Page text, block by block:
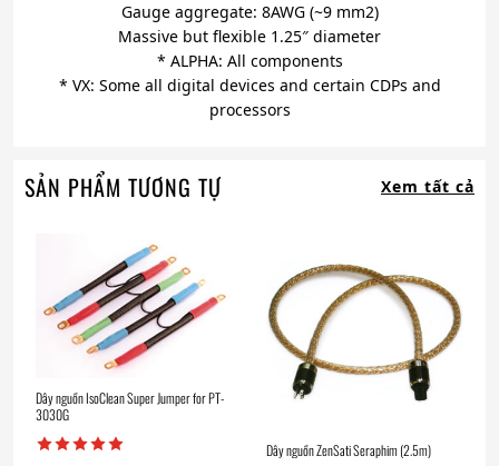
Gauge aggregate: 8AWG (~9 mm2)
Massive but flexible 1.25″ diameter
* ALPHA: All components
* VX: Some all digital devices and certain CDPs and
processors
SẢN PHẨM TƯƠNG TỰ Xem tất cả
Dây nguồn IsoClean Super Jumper for PT-
3030G
Dây nguồn ZenSati Seraphim (2.5m)